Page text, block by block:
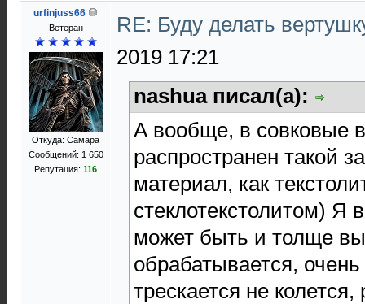
urfinjuss66
Ветеран
Откуда: Самара
Сообщений: 1 650
Репутация: 116
RE: Буду делать
2019 17:21
nashua писал(а):
А вообще, в совковые
распространен такой
материал, как
стеклотекстолитом) Я
может быть и толще
обрабатывается,
трескается не